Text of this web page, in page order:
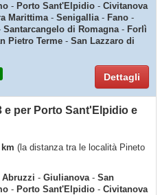
- Porto Sant'Elpidio - Civitanova
Marittima- Senigallia- Fano -
Santarcangelo di Romagna- Forlì
Pietro Terme - San Lazzaro di
Dettagli
e per Porto Sant'Elpidio e
km (la distanza tra le località Pineto
Abruzzi - Giulianova- San
- Porto Sant'Elpidio - Civitanova